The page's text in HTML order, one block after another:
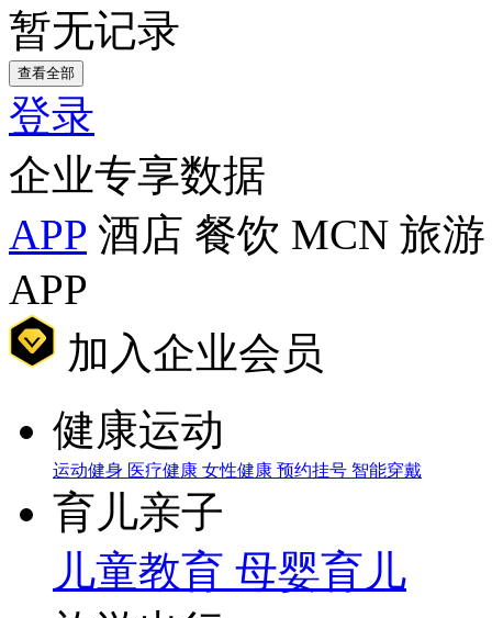
暂无记录
查看全部
登录
企业专享数据
APP 酒店 餐饮 MCN 旅游
APP
加入企业会员
健康运动
运动健身 医疗健康 女性健康 预约挂号 智能穿戴
育儿亲子
儿童教育 母婴育儿